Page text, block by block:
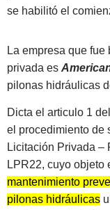
se habilitó el
La empresa que
privada es
pilonas hidráulicas
Dicta el articulo 1
el procedimiento de
Licitación Privada –
LPR22, cuyo objeto
mantenimiento
pilonas hidráulicas